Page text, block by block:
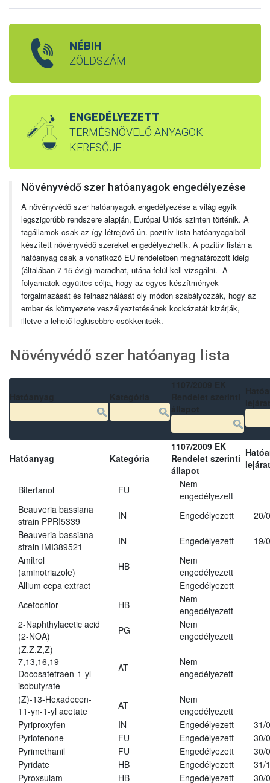
NÉBIH
ZÖLDSZÁM
ENGEDÉLYEZETT
TERMÉSNÖVELŐ ANYAGOK
KERESŐJE
Növényvédő szer hatóanyagok engedélyezése
A növényvédő szer hatóanyagok engedélyezése a világ egyik
legszigorúbb rendszere alapján, Európai Uniós szinten történik. A
tagállamok csak az így létrejövő ún. pozitív lista hatóanyagaiból
készített növényvédő szereket engedélyezhetik. A pozitív listán a
hatóanyag csak a vonatkozó EU rendeletben meghatározott ideig
(általában 7-15 évig) maradhat, utána felül kell vizsgálni. A
folyamatok együttes célja, hogy az egyes készítmények
forgalmazását és felhasználását oly módon szabályozzák, hogy az
ember és környezete veszélyeztetésének kockázatát kizárják,
illetve a lehető legkisebbre csökkentsék.
Növényvédő szer hatóanyag lista
Hatóanyag Kategória
1107/2009 EK
Rendelet szerinti
állapot
Bitertanol FU
Nem
engedélyezett
Beauveria bassiana
strain PPRI5339
IN Engedélyezett
20/
Beauveria bassiana
strain IMI389521
IN Engedélyezett
19/
Amitrol
(aminotriazole)
HB
Nem
engedélyezett
Allium cepa extract
Engedélyezett
Acetochlor
HB
Nem
engedélyezett
2-Naphthylacetic acid
(2-NOA)
PG
Nem
engedélyezett
(Z,Z,Z,Z)-
7,13,16,19-
Docosatetraen-1-yl
isobutyrate
AT
Nem
engedélyezett
(Z)-13-Hexadecen-
11-yn-1-yl acetate
AT
Nem
engedélyezett
Pyriproxyfen
IN Engedélyezett
31/
Pyriofenone
FU Engedélyezett
30/
Pyrimethanil
FU Engedélyezett
30/
Pyridate
HB Engedélyezett
31/
Pyroxsulam
HB Engedélyezett
30/